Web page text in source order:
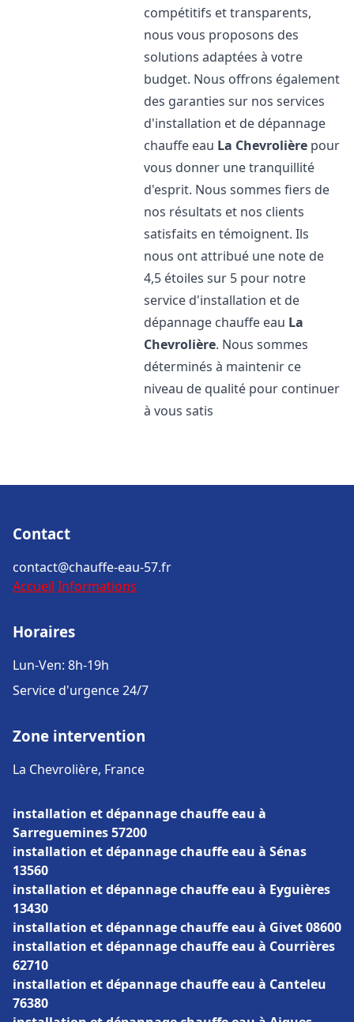
compétitifs et transparents,
nous vous proposons des
solutions adaptées à votre
budget. Nous offrons également
des garanties sur nos services
d'installation et de dépannage
chauffe eau La Chevrolière pour
vous donner une tranquillité
d'esprit. Nous sommes fiers de
nos résultats et nos clients
satisfaits en témoignent. Ils
nous ont attribué une note de
4,5 étoiles sur 5 pour notre
service d'installation et de
dépannage chauffe eau La
Chevrolière. Nous sommes
déterminés à maintenir ce
niveau de qualité pour continuer
à vous satis
Contact
contact@chauffe-eau-57.fr
Accueil Informations
Horaires
Lun-Ven: 8h-19h
Service d'urgence 24/7
Zone intervention
La Chevrolière, France
installation et dépannage chauffe eau à
Sarreguemines 57200
installation et dépannage chauffe eau à Sénas
13560
installation et dépannage chauffe eau à Eyguières
13430
installation et dépannage chauffe eau à Givet 08600
installation et dépannage chauffe eau à Courrières
62710
installation et dépannage chauffe eau à Canteleu
76380